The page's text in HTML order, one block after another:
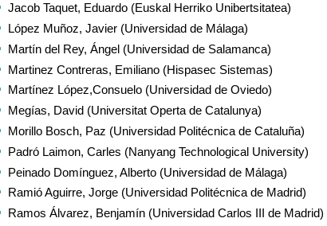
Jacob Taquet, Eduardo (Euskal Herriko Unibertsitatea)
López Muñoz, Javier (Universidad de Málaga)
Martín del Rey, Ángel (Universidad de Salamanca)
Martinez Contreras, Emiliano (Hispasec Sistemas)
Martínez López,Consuelo (Universidad de Oviedo)
Megías, David (Universitat Operta de Catalunya)
Morillo Bosch, Paz (Universidad Politécnica de Cataluña)
Padró Laimon, Carles (Nanyang Technological University)
Peinado Domínguez, Alberto (Universidad de Málaga)
Ramió Aguirre, Jorge (Universidad Politécnica de Madrid)
Ramos Álvarez, Benjamín (Universidad Carlos III de Madrid)